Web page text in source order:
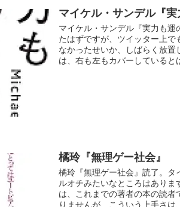
マイケル・サンデル『実
マイケル・サンデル『実力も運
たはずですが、ツイッター上で
なかったせいか、しばらく放置
は、右も左もカバーしていると
橘玲『無理ゲー社会』
橘玲『無理ゲー社会』読了。タ
ルオチみたいなところはあり
は、これまでの著者の本の読
りませんが、こういう上手さは